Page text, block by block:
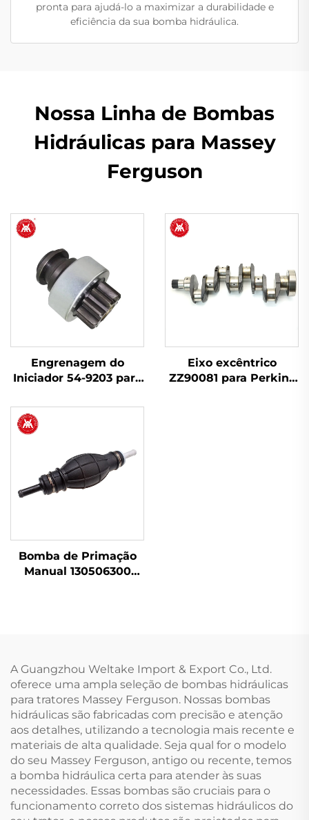
pronta para ajudá-lo a maximizar a durabilidade e
eficiência da sua bomba hidráulica.
Nossa Linha de Bombas
Hidráulicas para Massey
Ferguson
Engrenagem do
Iniciador 54-9203 para
145, 250, 255, 350, 375,
425, 440, 450
Eixo excêntrico
ZZ90081 para Perkins
Bomba de Primação
Manual 130506300
A Guangzhou Weltake Import & Export Co., Ltd.
oferece uma ampla seleção de bombas hidráulicas
para tratores Massey Ferguson. Nossas bombas
hidráulicas são fabricadas com precisão e atenção
aos detalhes, utilizando a tecnologia mais recente e
materiais de alta qualidade. Seja qual for o modelo
do seu Massey Ferguson, antigo ou recente, temos
a bomba hidráulica certa para atender às suas
necessidades. Essas bombas são cruciais para o
funcionamento correto dos sistemas hidráulicos do